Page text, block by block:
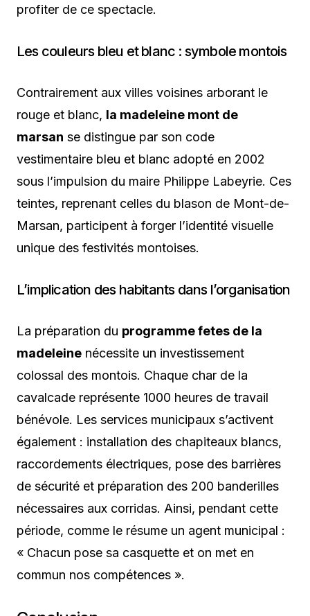
profiter de ce spectacle.
Les couleurs bleu et blanc : symbole montois
Contrairement aux villes voisines arborant le
rouge et blanc, la madeleine mont de
marsan se distingue par son code
vestimentaire bleu et blanc adopté en 2002
sous l’impulsion du maire Philippe Labeyrie. Ces
teintes, reprenant celles du blason de Mont-de-
Marsan, participent à forger l’identité visuelle
unique des festivités montoises.
L’implication des habitants dans l’organisation
La préparation du programme fetes de la
madeleine nécessite un investissement
colossal des montois. Chaque char de la
cavalcade représente 1000 heures de travail
bénévole. Les services municipaux s’activent
également : installation des chapiteaux blancs,
raccordements électriques, pose des barrières
de sécurité et préparation des 200 banderilles
nécessaires aux corridas. Ainsi, pendant cette
période, comme le résume un agent municipal :
« Chacun pose sa casquette et on met en
commun nos compétences ».